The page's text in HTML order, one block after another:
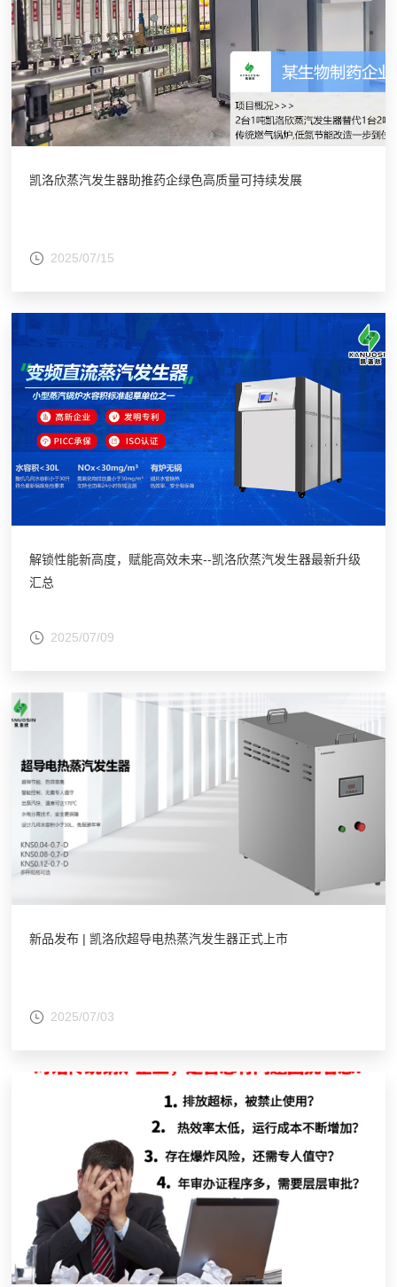
凯洛欣蒸汽发生器助推药企绿色高质量可持续发展
2025/07/15
解锁性能新高度，赋能高效未来--凯洛欣蒸汽发生器最新升级
汇总
2025/07/09
新品发布 | 凯洛欣超导电热蒸汽发生器正式上市
2025/07/03